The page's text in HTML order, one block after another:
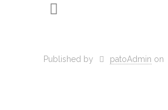
Published by patoAdmin on